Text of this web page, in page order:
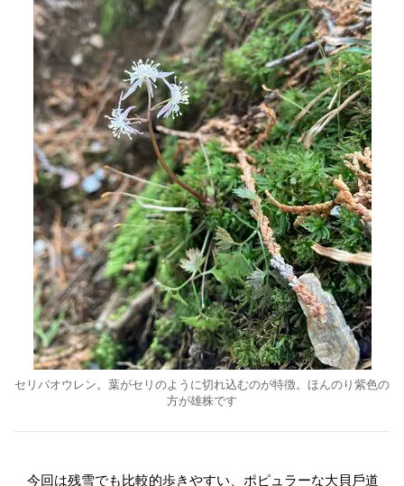
セリバオウレン。葉がセリのように切れ込むのが特徴。ほんのり紫色の
方が雄株です
今回は残雪でも比較的歩きやすい、ポピュラーな大貝戶道